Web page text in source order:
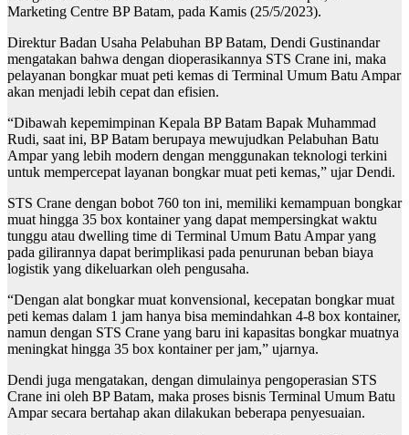
Marketing Centre BP Batam, pada Kamis (25/5/2023).
Direktur Badan Usaha Pelabuhan BP Batam, Dendi Gustinandar
mengatakan bahwa dengan dioperasikannya STS Crane ini, maka
pelayanan bongkar muat peti kemas di Terminal Umum Batu Ampar
akan menjadi lebih cepat dan efisien.
“Dibawah kepemimpinan Kepala BP Batam Bapak Muhammad
Rudi, saat ini, BP Batam berupaya mewujudkan Pelabuhan Batu
Ampar yang lebih modern dengan menggunakan teknologi terkini
untuk mempercepat layanan bongkar muat peti kemas,” ujar Dendi.
STS Crane dengan bobot 760 ton ini, memiliki kemampuan bongkar
muat hingga 35 box kontainer yang dapat mempersingkat waktu
tunggu atau dwelling time di Terminal Umum Batu Ampar yang
pada gilirannya dapat berimplikasi pada penurunan beban biaya
logistik yang dikeluarkan oleh pengusaha.
“Dengan alat bongkar muat konvensional, kecepatan bongkar muat
peti kemas dalam 1 jam hanya bisa memindahkan 4-8 box kontainer,
namun dengan STS Crane yang baru ini kapasitas bongkar muatnya
meningkat hingga 35 box kontainer per jam,” ujarnya.
Dendi juga mengatakan, dengan dimulainya pengoperasian STS
Crane ini oleh BP Batam, maka proses bisnis Terminal Umum Batu
Ampar secara bertahap akan dilakukan beberapa penyesuaian.